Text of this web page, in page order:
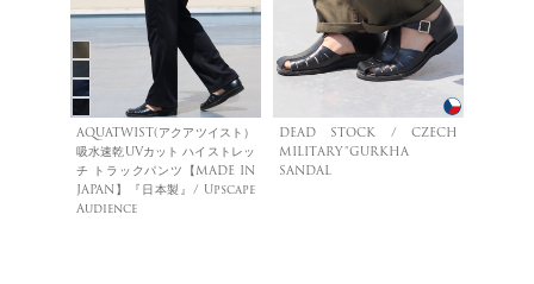
AQUATWIST(アクアツイスト）
吸水速乾UVカット ハイストレッ
チ トラックパンツ【MADE IN
JAPAN】『日本製』/ Upscape
Audience
DEAD STOCK / CZECH
MILITARY”GURKHA
SANDAL